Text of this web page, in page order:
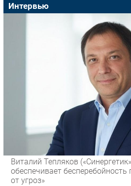
Интервью
Виталий Тепляков
обеспечивает
от угроз»